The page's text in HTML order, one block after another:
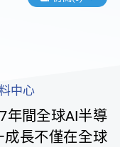
中心
年間全球AI半導
長不僅在全球